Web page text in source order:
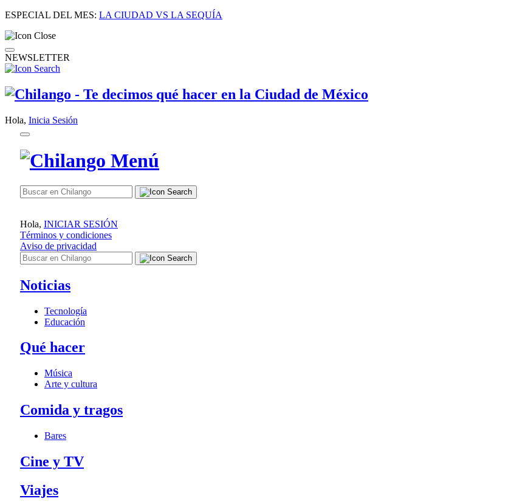
ESPECIAL DEL MES: LA CIUDAD VS LA SEQUÍA
NEWSLETTER
Hola, Inicia Sesión
Hola, INICIAR SESIÓN
Términos y condiciones
Aviso de privacidad
Noticias
Tecnología
Educación
Qué hacer
Música
Arte y cultura
Comida y tragos
Bares
Cine y TV
Viajes